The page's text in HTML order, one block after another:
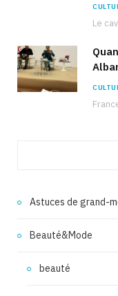
Astuces de grand-
Beauté&Mode
beauté